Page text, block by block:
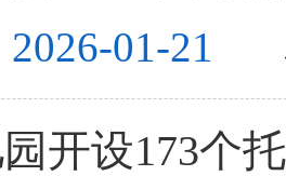
2026-01-21
开设173个